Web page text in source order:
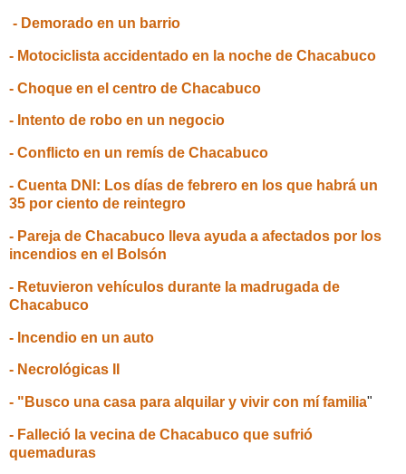
- Demorado en un barrio
- Motociclista accidentado en la noche de Chacabuco
- Choque en el centro de Chacabuco
- Intento de robo en un negocio
- Conflicto en un remís de Chacabuco
- Cuenta DNI: Los días de febrero en los que habrá un
35 por ciento de reintegro
- Pareja de Chacabuco lleva ayuda a afectados por los
incendios en el Bolsón
- Retuvieron vehículos durante la madrugada de
Chacabuco
- Incendio en un auto
- Necrológicas II
- "Busco una casa para alquilar y vivir con mí familia"
- Falleció la vecina de Chacabuco que sufrió
quemaduras